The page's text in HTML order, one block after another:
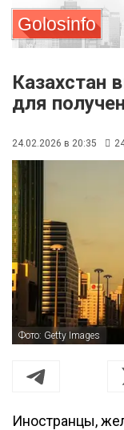
Golosinfo
Казахстан
для
24.02.2026 в 20:35
Фото: Getty Images
Иностранцы,